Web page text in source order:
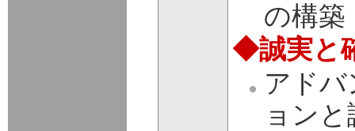
の構築
◆誠実と
アド
ョン